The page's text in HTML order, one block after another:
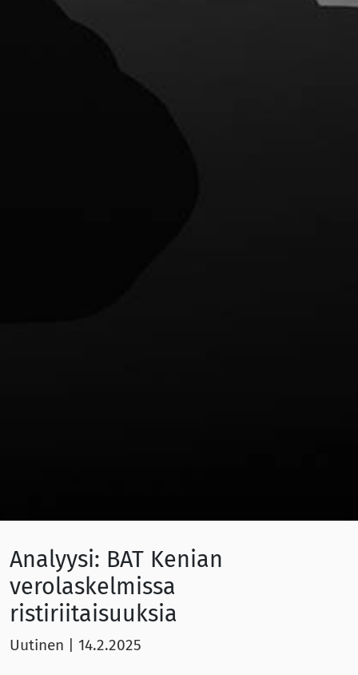
Analyysi: BAT Kenian
verolaskelmissa
ristiriitaisuuksia
Uutinen 14.2.2025